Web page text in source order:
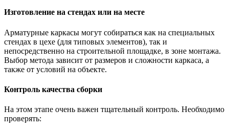
Изготовление на стендах или на месте
Арматурные каркасы могут собираться как на специальных
стендах в цехе (для типовых элементов), так и
непосредственно на строительной площадке, в зоне монтажа.
Выбор метода зависит от размеров и сложности каркаса, а
также от условий на объекте.
Контроль качества сборки
На этом этапе очень важен тщательный контроль. Необходимо
проверять: